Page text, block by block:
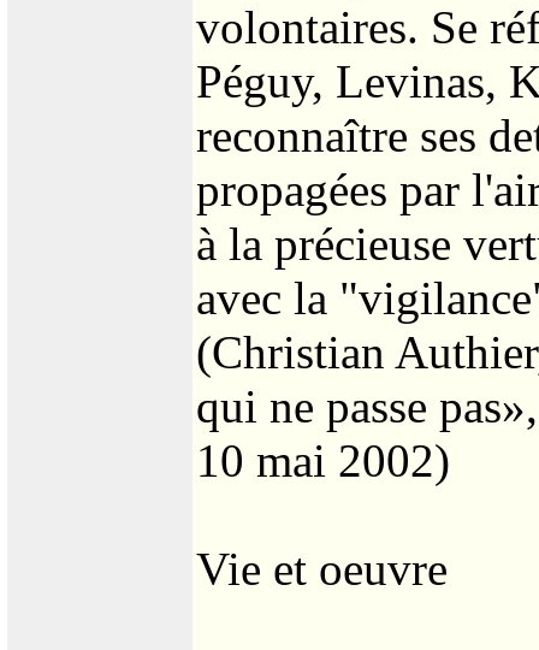
volontaires. Se
Péguy, Levinas,
reconnaître ses
propagées par
à la précieuse
avec la
(Christian
qui ne passe
10 mai 2002)
Vie et oeuvre